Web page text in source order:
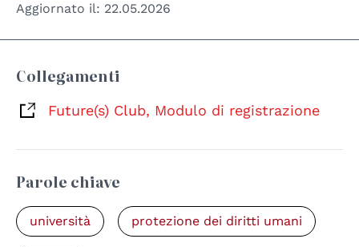
Aggiornato il: 22.05.2026
Collegamenti
Future(s) Club, Modulo di registrazione
Parole chiave
università protezione dei diritti umani